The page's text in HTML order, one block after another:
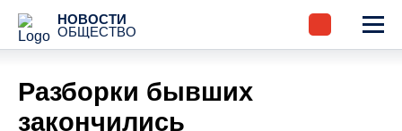
НОВОСТИ
ОБЩЕСТВО
Разборки бывших
закончились